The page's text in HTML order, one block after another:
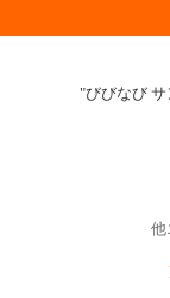
"びびなび
他